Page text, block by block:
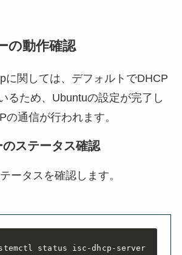
の動作確認
に関しては、デフォルトでDHCP
るため、Ubuntuの設定が完了し
の通信が行われます。
ステータス確認
ータスを確認します。
status isc-dhcp-server